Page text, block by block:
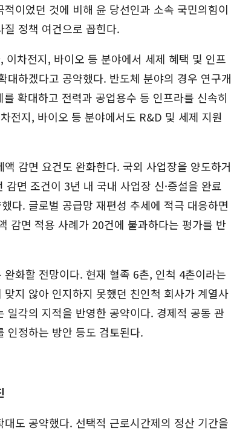
이었던 것에 비해 윤 당선인과 소속 국민의힘이
정책 여건으로 꼽힌다.
이차전지, 바이오 등 분야에서 세제 혜택 및 인프
대하겠다고 공약했다. 반도체 분야의 경우 연구개
확대하고 전력과 공업용수 등 인프라를 신속히
전지, 바이오 등 분야에서도 R&D 및 세제 지원
감면 요건도 완화한다. 국외 사업장을 양도하거
면 조건이 3년 내 국내 사업장 신·증설을 완료
다. 글로벌 공급망 재편성 추세에 적극 대응하면
감면 적용 사례가 20건에 불과하다는 평가를 반
화할 전망이다. 현재 혈족 6촌, 인척 4촌이라는
지 않아 인지하지 못했던 친인척 회사가 계열사
일각의 지적을 반영한 공약이다. 경제적 공동 관
인정하는 방안 등도 검토된다.
도 공약했다. 선택적 근로시간제의 정산 기간을